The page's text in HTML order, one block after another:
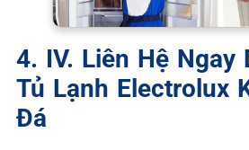
4. IV. Liên Hệ Ngay
Tủ Lạnh Electrolux
Đá